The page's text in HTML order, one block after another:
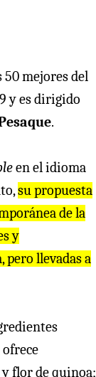
mejores del
y es dirigido
.
en el idioma
su propuesta
de la
y
llevadas a
flor de quinoa;